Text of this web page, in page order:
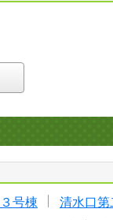
号棟
清水口第